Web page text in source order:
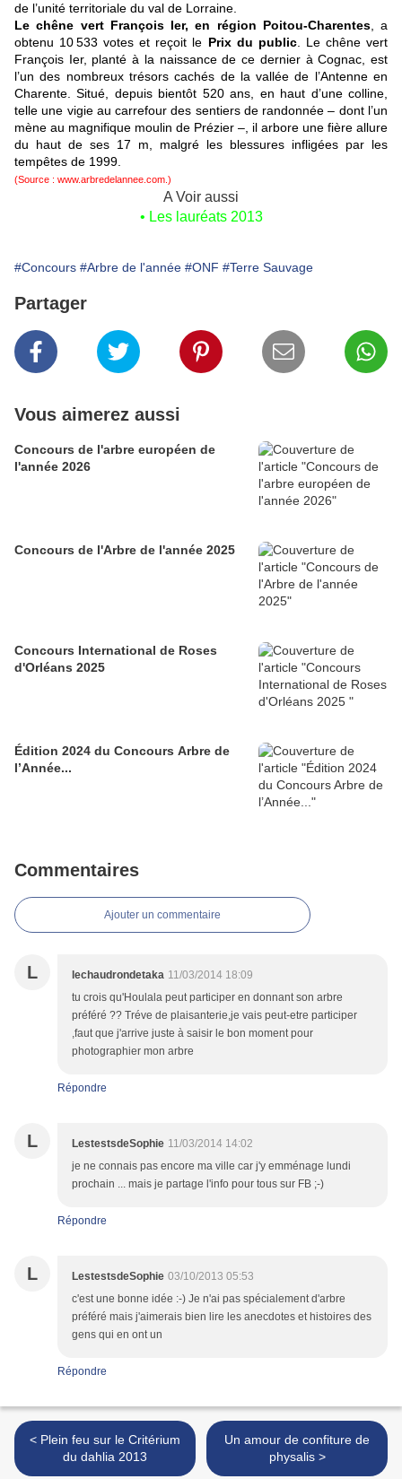
de l’unité territoriale du val de Lorraine.
Le chêne vert François Ier, en région Poitou-Charentes, a
obtenu 10 533 votes et reçoit le Prix du public. Le chêne vert
François Ier, planté à la naissance de ce dernier à Cognac, est
l’un des nombreux trésors cachés de la vallée de l’Antenne en
Charente. Situé, depuis bientôt 520 ans, en haut d’une colline,
telle une vigie au carrefour des sentiers de randonnée – dont l’un
mène au magnifique moulin de Prézier –, il arbore une fière allure
du haut de ses 17 m, malgré les blessures infligées par les
tempêtes de 1999.
(Source : www.arbredelannee.com. )
A Voir aussi
• Les lauréats 2013
#Concours #Arbre de l'année #ONF #Terre Sauvage
Partager
Vous aimerez aussi
Concours de l'arbre européen de
l'année 2026
Concours de l'Arbre de l'année 2025
Concours International de Roses
d'Orléans 2025
Édition 2024 du Concours Arbre de
l’Année...
Commentaires
Ajouter un commentaire
L lechaudrondetaka 11/03/2014 18:09
tu crois qu'Houlala peut participer en donnant son arbre
préféré ?? Tréve de plaisanterie,je vais peut-etre participer
,faut que j'arrive juste à saisir le bon moment pour
photographier mon arbre
Répondre
L LestestsdeSophie 11/03/2014 14:02
je ne connais pas encore ma ville car j'y emménage lundi
prochain ... mais je partage l'info pour tous sur FB ;-)
Répondre
L LestestsdeSophie 03/10/2013 05:53
c'est une bonne idée :-) Je n'ai pas spécialement d'arbre
préféré mais j'aimerais bien lire les anecdotes et histoires des
gens qui en ont un
Répondre
< Plein feu sur le Critérium
du dahlia 2013
Un amour de confiture de
physalis >